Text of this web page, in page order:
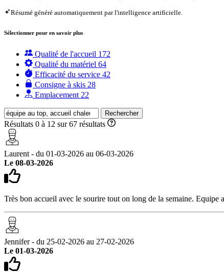
Résumé généré automatiquement par l'intelligence artificielle.
Sélectionner pour en savoir plus
Qualité de l'accueil 172
Qualité du matériel 64
Efficacité du service 42
Consigne à skis 28
Emplacement 22
Rechercher
Résultats 0 à 12 sur 67 résultats
Laurent - du 01-03-2026 au 06-03-2026
Le 08-03-2026
Très bon accueil avec le sourire tout on long de la semaine. Equipe
Jennifer - du 25-02-2026 au 27-02-2026
Le 01-03-2026